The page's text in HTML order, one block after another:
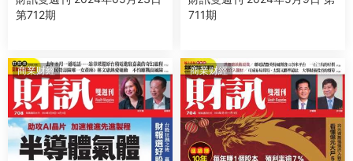
第712期
711期
商業财經 商業财經